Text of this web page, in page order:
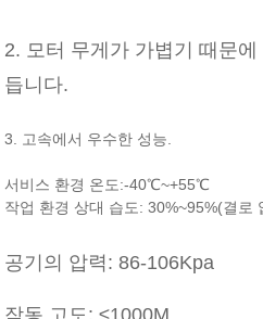
2. 모터 무게가 가볍기 때문
듭니다.
3. 고속에서 우수한 성능.
서비스 환경 온도:-40℃~+55℃
작업 환경 상대 습도: 30%~95%(결로
공기의 압력: 86-106Kpa